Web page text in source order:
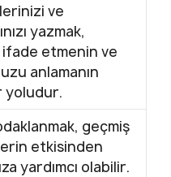
ve
yazmak,
etmenin ve
anlamanın
yoludur.
geçmiş
etkisinden
yardımcı olabilir.